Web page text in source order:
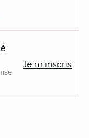
Je m'inscris